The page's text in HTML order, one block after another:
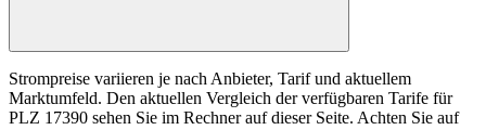
Strompreise variieren je nach Anbieter, Tarif und aktuellem
Marktumfeld. Den aktuellen Vergleich der verfügbaren Tarife für
PLZ 17390 sehen Sie im Rechner auf dieser Seite. Achten Sie auf